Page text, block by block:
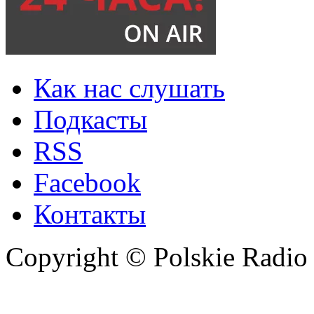
Как нас слушать
Подкасты
RSS
Facebook
Контакты
Copyright © Polskie